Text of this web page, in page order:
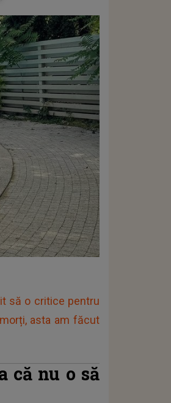
să o critice pentru
asta am făcut
că nu o să